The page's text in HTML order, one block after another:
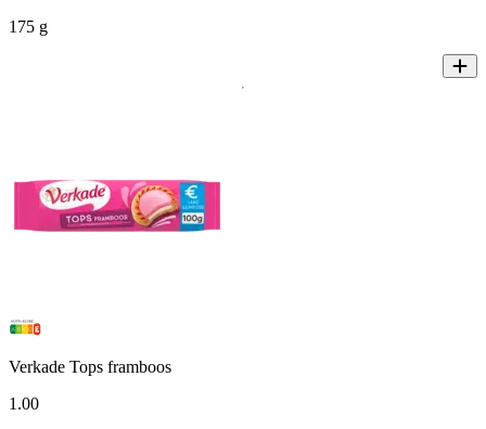
175 g
Verkade Tops framboos
1 .00